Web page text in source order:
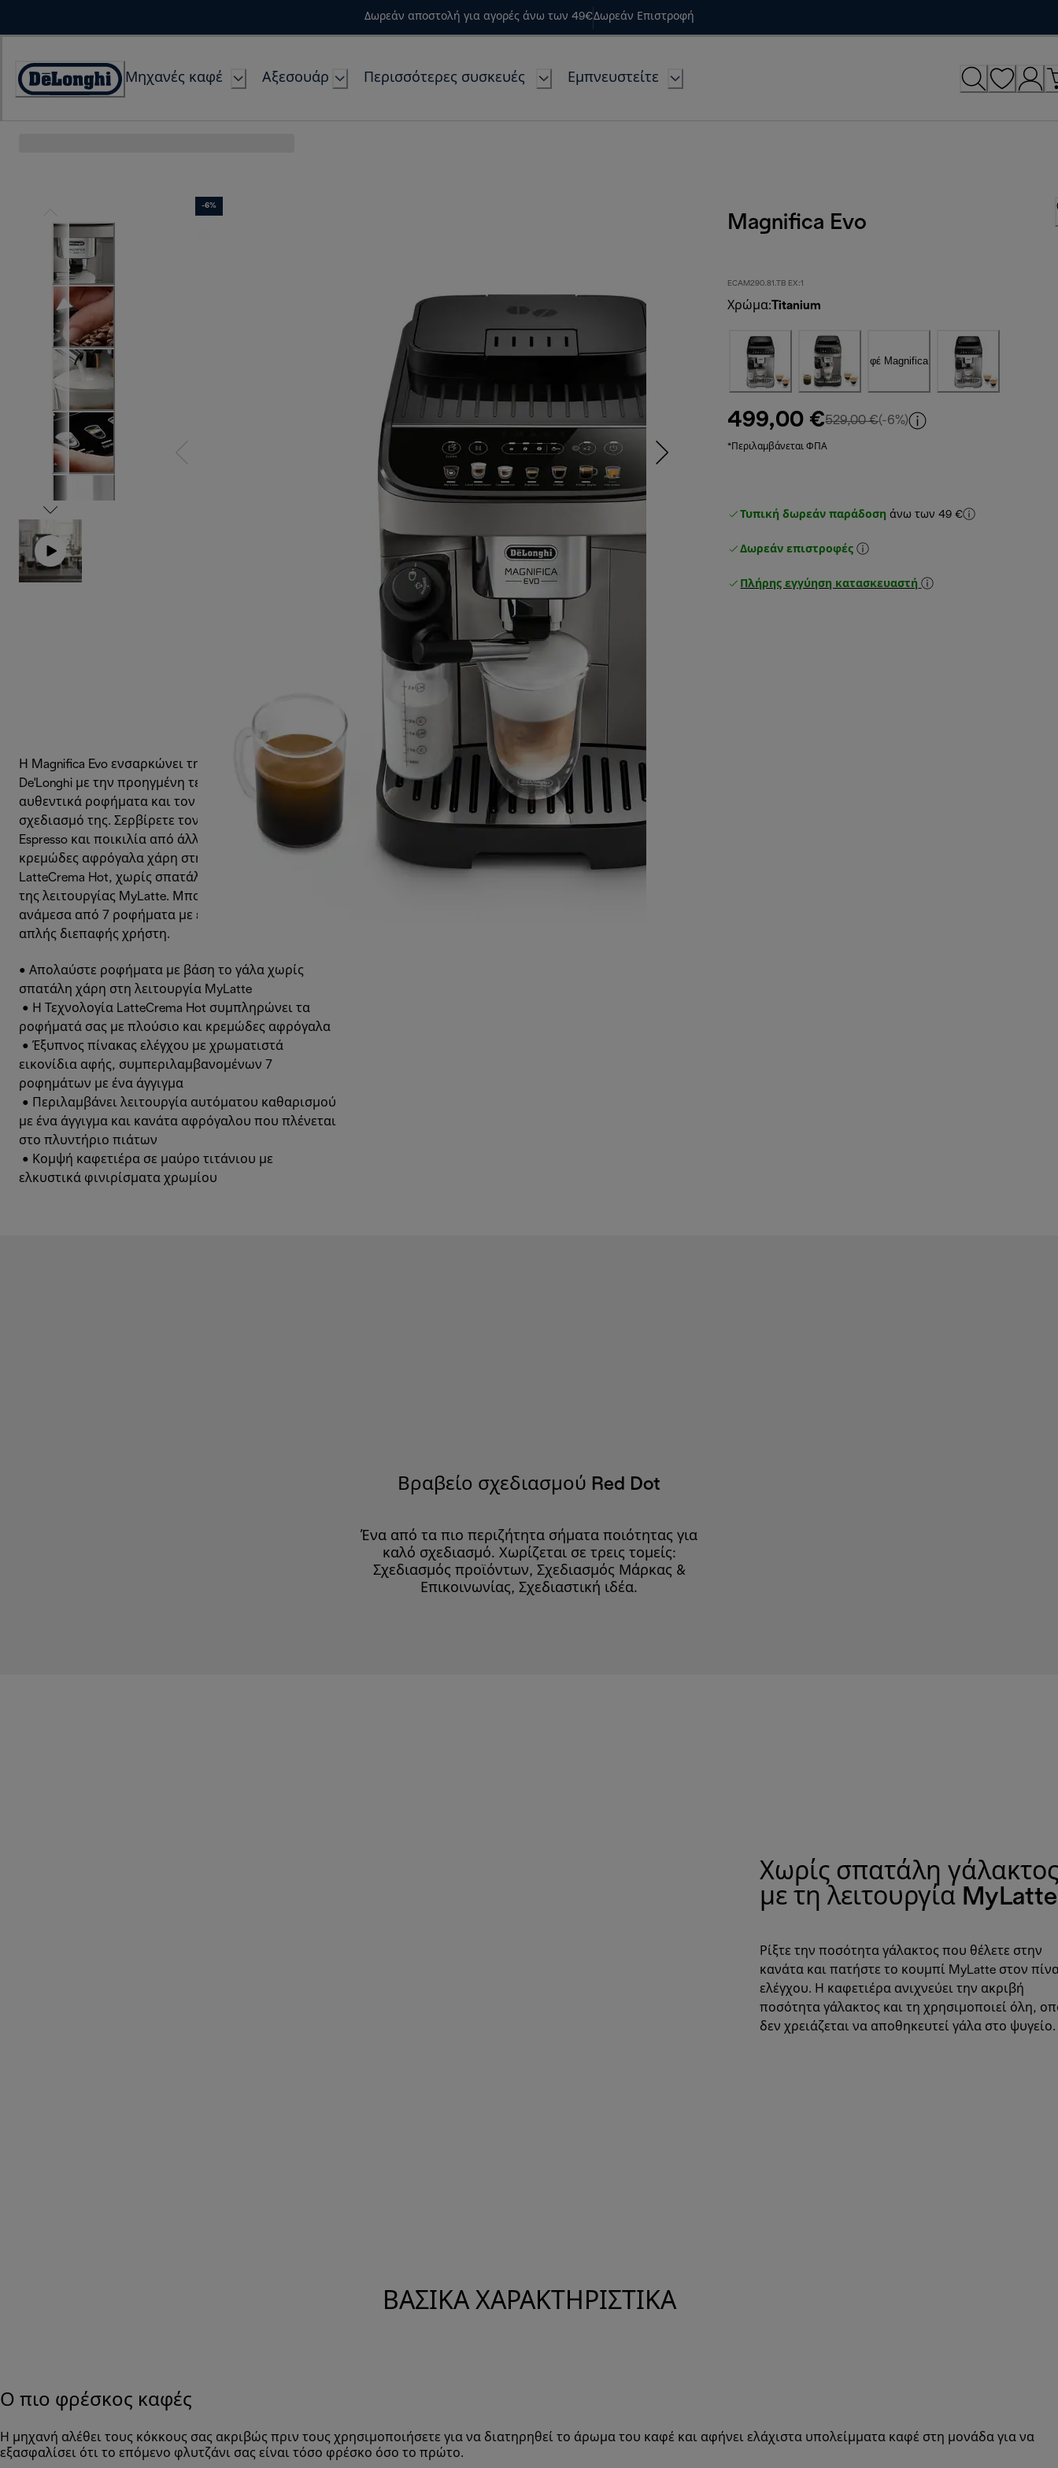
Δωρεάν αποστολή για αγορές άνω των 49€Δωρεάν Επιστροφή
Accessibility
Μηχανές καφέ Αξεσουάρ Περισσότερες συσκευές Εμπνευστείτε
-6%
Magnifica Evo
ECAM290.81.TB EX:1
Χρώμα:Titanium
499,00 €529,00 €αρχική τιμή 529,00 €
(-6%)
*Περιλαμβάνεται ΦΠΑ
Τυπική δωρεάν παράδοση άνω των 49 €
Δωρεάν επιστροφές
Πλήρης εγγύηση κατασκευαστή
Η Magnifica Evo ενσαρκώνει την εμπειρία της
De'Longhi με την προηγμένη τεχνολογία, τα
αυθεντικά ροφήματα και τον κομψό μοντέρνο
σχεδιασμό της. Σερβίρετε τον τέλειο Ιταλικό
Espresso και ποικιλία από άλλα ροφήματα, μαζί με
κρεμώδες αφρόγαλα χάρη στην Τεχνολογία
LatteCrema Hot, χωρίς σπατάλη γάλακτος με χρήση
της λειτουργίας MyLatte. Μπορείτε να επιλέξετε
ανάμεσα από 7 ροφήματα με ένα άγγιγμα μέσω της
απλής διεπαφής χρήστη.
• Απολαύστε ροφήματα με βάση το γάλα χωρίς
σπατάλη χάρη στη λειτουργία MyLatte
• Η Τεχνολογία LatteCrema Hot συμπληρώνει τα
ροφήματά σας με πλούσιο και κρεμώδες αφρόγαλα
• Έξυπνος πίνακας ελέγχου με χρωματιστά
εικονίδια αφής, συμπεριλαμβανομένων 7
ροφημάτων με ένα άγγιγμα
• Περιλαμβάνει λειτουργία αυτόματου καθαρισμού
με ένα άγγιγμα και κανάτα αφρόγαλου που πλένεται
στο πλυντήριο πιάτων
• Κομψή καφετιέρα σε μαύρο τιτάνιου με
ελκυστικά φινιρίσματα χρωμίου
Βραβείο σχεδιασμού Red Dot
Ένα από τα πιο περιζήτητα σήματα ποιότητας για
καλό σχεδιασμό. Χωρίζεται σε τρεις τομείς:
Σχεδιασμός προϊόντων, Σχεδιασμός Μάρκας &
Επικοινωνίας, Σχεδιαστική ιδέα.
Χωρίς σπατάλη γάλακτος
με τη λειτουργία MyLatte
Ρίξτε την ποσότητα γάλακτος που θέλετε στην
κανάτα και πατήστε το κουμπί MyLatte στον
ελέγχου. Η καφετιέρα ανιχνεύει την ακριβή
ποσότητα γάλακτος και τη χρησιμοποιεί όλη,
δεν χρειάζεται να αποθηκευτεί γάλα στο ψυγείο.
ΒΑΣΙΚΆ ΧΑΡΑΚΤΗΡΙΣΤΙΚΆ
Ο πιο φρέσκος καφές
Η μηχανή αλέθει τους κόκκους σας ακριβώς πριν τους χρησιμοποιήσετε για να διατηρηθεί το άρωμα του καφέ και αφήνει ελάχιστα υπολείμματα καφέ στη μονάδα για να
εξασφαλίσει ότι το επόμενο φλυτζάνι σας είναι τόσο φρέσκο όσο το πρώτο.